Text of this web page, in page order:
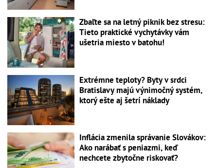
Zbaľte sa na letný piknik bez stresu:
Tieto praktické vychytávky vám
ušetria miesto v batohu!
Extrémne teploty? Byty v srdci
Bratislavy majú výnimočný systém,
ktorý ešte aj šetrí náklady
Inflácia zmenila správanie Slovákov:
Ako narábať s peniazmi, keď
nechcete zbytočne riskovať?